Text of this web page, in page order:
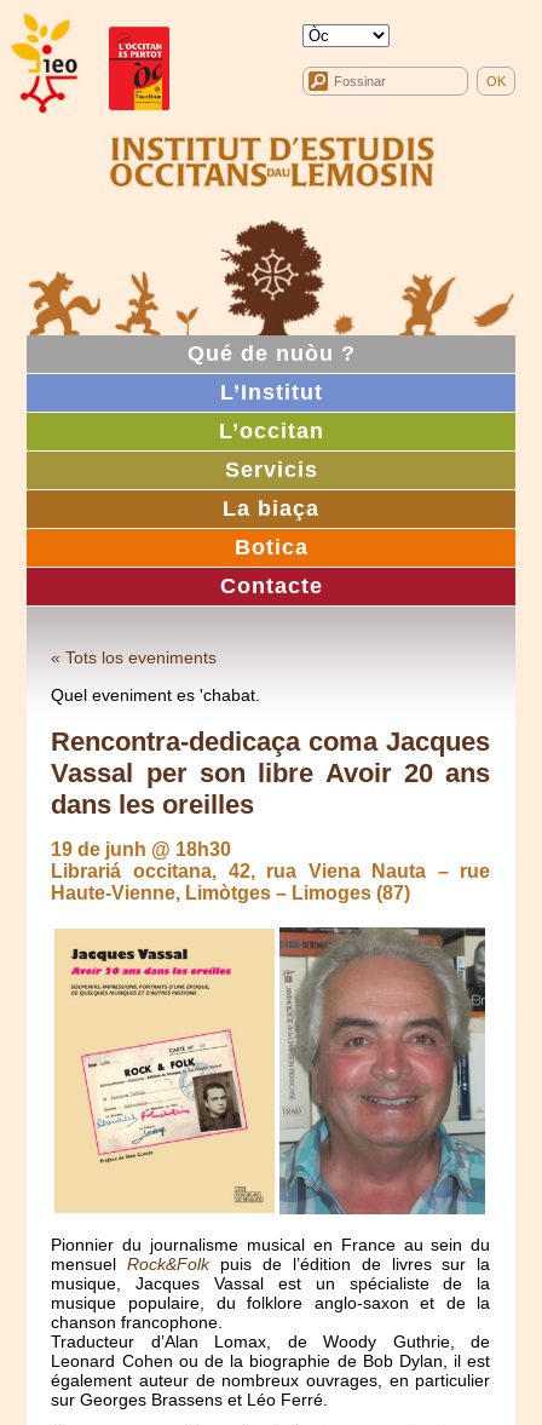
Qué de nuòu ?
L’Institut
L’occitan
Servicis
La biaça
Botica
Contacte
« Tots los eveniments
Quel eveniment es 'chabat.
Rencontra-dedicaça coma Jacques
Vassal per son libre Avoir 20 ans
dans les oreilles
19 de junh @ 18h30
Librariá occitana, 42, rua Viena Nauta – rue
Haute-Vienne, Limòtges – Limoges (87)
Pionnier du journalisme musical en France au sein du
mensuelRock&Folkpuis de l’édition de livres sur la
musique, Jacques Vassal est un spécialiste de la
musique populaire, du folklore anglo-saxon et de la
chanson francophone.
Traducteur d’Alan Lomax, de Woody Guthrie, de
Leonard Cohen ou de la biographie de Bob Dylan, il est
également auteur de nombreux ouvrages, en particulier
sur Georges Brassens et Léo Ferré.